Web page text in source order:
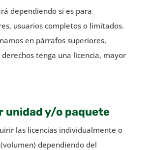
dependiendo si es para
usuarios completos o limitados.
en párrafos superiores,
tenga una licencia, mayor
unidad y/o paquete
las licencias individualmente o
dependiendo del